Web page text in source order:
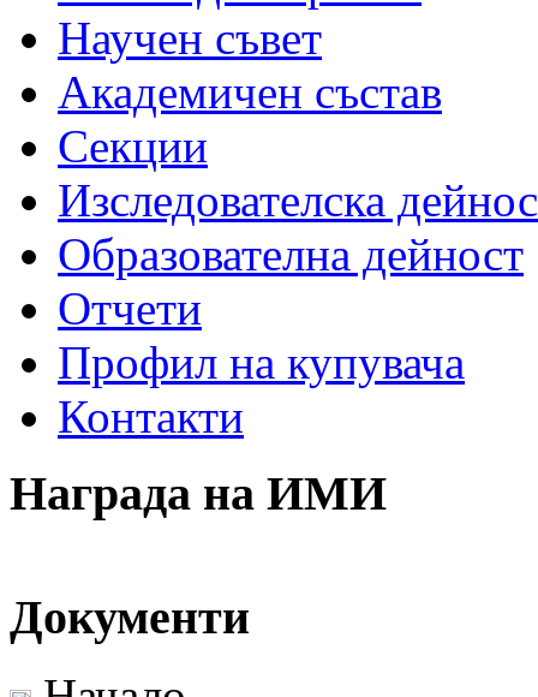
Научен съвет
Академичен състав
Секции
Изследователска
Образователна дейност
Отчети
Профил на купувача
Контакти
Награда на ИМИ
Документи